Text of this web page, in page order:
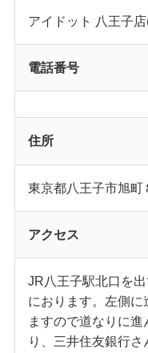
アイドット 八王子
電話番号
住所
東京都八王子市旭
アクセス
JR八王子駅北口を
におります。左側に
ますので道なりに
り、三井住友銀行